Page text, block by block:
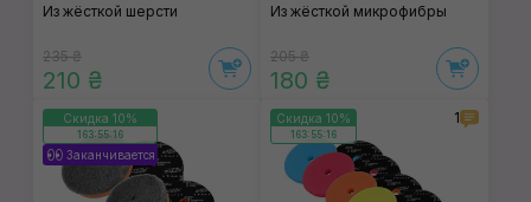
Из жёсткой шерсти
235 ₴
210 ₴
Из жёсткой микрофибры
205 ₴
180 ₴
Скидка 10%
163:55:15
Заканчивается
Скидка 10%
163:55:15
1